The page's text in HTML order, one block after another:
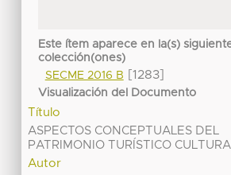
Este ítem aparece en la(s)
colección(ones)
SECME 2016 B
[1283]
Visualización del Documento
Título
ASPECTOS CONCEPTUALES DEL
PATRIMONIO TURÍSTICO
Autor